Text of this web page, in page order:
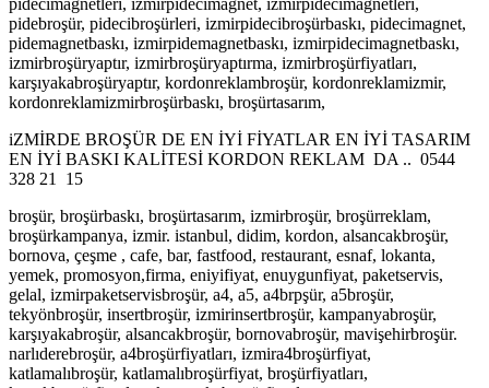
pidecimagnetleri, izmirpidecimagnet, izmirpidecimagnetleri,
pidebroşür, pidecibroşürleri, izmirpidecibroşürbaskı, pidecimagnet,
pidemagnetbaskı, izmirpidemagnetbaskı, izmirpidecimagnetbaskı,
izmirbroşüryaptır, izmirbroşüryaptırma, izmirbroşürfiyatları,
karşıyakabroşüryaptır, kordonreklambroşür, kordonreklamizmir,
kordonreklamizmirbroşürbaskı, broşürtasarım,
iZMİRDE BROŞÜR DE EN İYİ FİYATLAR EN İYİ TASARIM
EN İYİ BASKI KALİTESİ KORDON REKLAM DA .. 0544
328 21 15
broşür, broşürbaskı, broşürtasarım, izmirbroşür, broşürreklam,
broşürkampanya, izmir. istanbul, didim, kordon, alsancakbroşür,
bornova, çeşme , cafe, bar, fastfood, restaurant, esnaf, lokanta,
yemek, promosyon,firma, eniyifiyat, enuygunfiyat, paketservis,
gelal, izmirpaketservisbroşür, a4, a5, a4brpşür, a5broşür,
tekyönbroşür, insertbroşür, izmirinsertbroşür, kampanyabroşür,
karşıyakabroşür, alsancakbroşür, bornovabroşür, mavişehirbroşür.
narlıderebroşür, a4broşürfiyatları, izmira4broşürfiyat,
katlamalıbroşür, katlamalıbroşürfiyat, broşürfiyatları,